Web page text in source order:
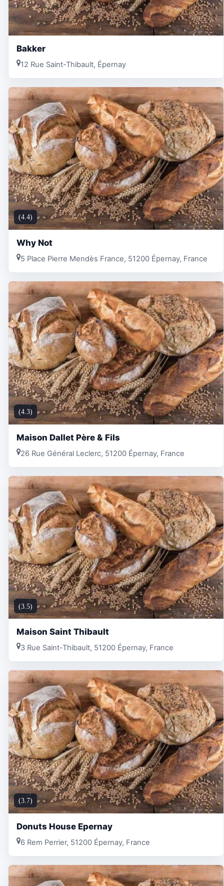
Bakker
12 Rue Saint-Thibault, Épernay
(4.4)
Why Not
5 Place Pierre Mendès France, 51200 Épernay, France
(4.3)
Maison Dallet Père & Fils
26 Rue Général Leclerc, 51200 Épernay, France
(3.5)
Maison Saint Thibault
3 Rue Saint-Thibault, 51200 Épernay, France
(3.7)
Donuts House Epernay
6 Rem Perrier, 51200 Épernay, France